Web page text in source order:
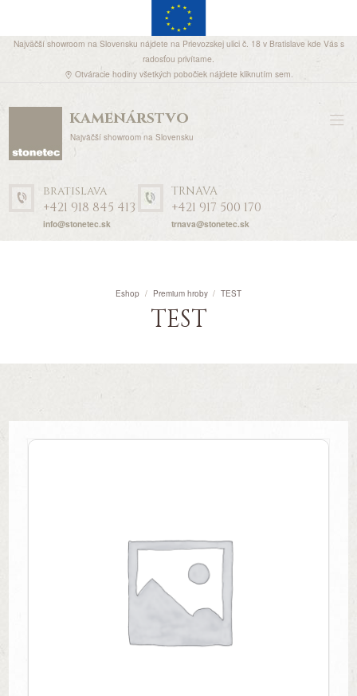
Najväčší showroom na Slovensku nájdete na Prievozskej ulici č. 18 v Bratislave kde Vás s
radosťou privítame.
Otváracie hodiny všetkých pobočiek nájdete kliknutím sem.
kamenárstvo
Najväčší showroom na Slovensku
bratislava
+421 918 845 413
info@stonetec.sk
TRNAVA
+421 917 500 170
trnava@stonetec.sk
Eshop Premium hroby TEST
TEST